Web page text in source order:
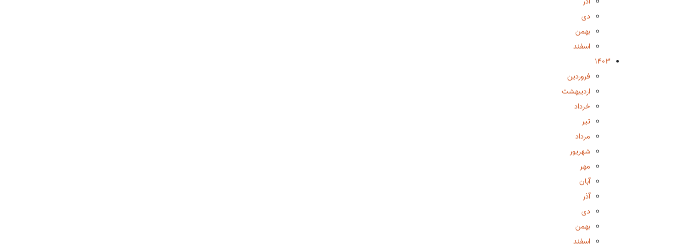
دی
بهمن
اسفند
1403
فروردین
اردیبهشت
خرداد
تیر
مرداد
شهریور
مهر
آبان
آذر
دی
بهمن
اسفند